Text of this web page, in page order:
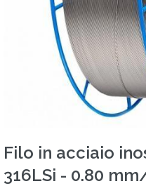
Filo in acciaio
316LSi - 0.80